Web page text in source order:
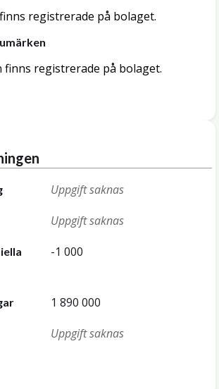
registrerade på bolaget.
finns registrerade på bolaget.
Uppgift saknas
Uppgift saknas
-1 000
1 890 000
Uppgift saknas